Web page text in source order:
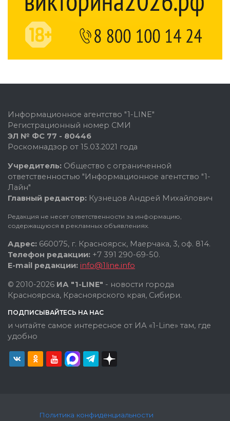
Информационное агентство "1-LINE"
Регистрационный номер СМИ
ЭЛ № ФС 77 - 80446
Роскомнадзор от 15.03.2021 года
Учредитель: Общество с ограниченной
ответственностью "Информационное агентство "1-
Лайн"
Главный редактор: Кузнецов Андрей Михайлович
Редакция не несет ответственности за информацию,
содержащуюся в рекламных объявлениях.
Адрес: 660075, г. Красноярск, Маерчака, 3, оф. 814.
Телефон редакции: +7 391 290-69-50.
E-mail редакции: info@1line.info
© 2010-2026 ИА "1-LINE" - новости города
Красноярска, Красноярского края, Сибири.
ПОДПИСЫВАЙТЕСЬ НА НАС
и читайте самое интересное от ИА «1-Line» там, где
удобно
Политика конфиденциальности